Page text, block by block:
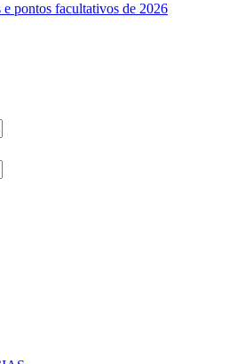
pontos facultativos de 2026